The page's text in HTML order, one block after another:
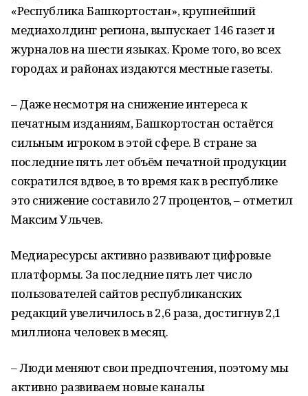
«Республика Башкортостан», крупнейший
медиахолдинг региона, выпускает 146 газет и
журналов на шести языках. Кроме того, во всех
городах и районах издаются местные газеты.
– Даже несмотря на снижение интереса к
печатным изданиям, Башкортостан остаётся
сильным игроком в этой сфере. В стране за
последние пять лет объём печатной продукции
сократился вдвое, в то время как в республике
это снижение составило 27 процентов, – отметил
Максим Ульчев.
Медиаресурсы активно развивают цифровые
платформы. За последние пять лет число
пользователей сайтов республиканских
редакций увеличилось в 2,6 раза, достигнув 2,1
миллиона человек в месяц.
– Люди меняют свои предпочтения, поэтому мы
активно развиваем новые каналы